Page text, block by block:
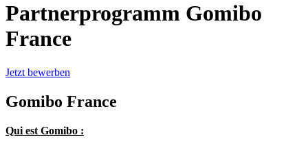
Partnerprogramm Gomibo
France
Jetzt bewerben
Gomibo France
Qui est Gomibo :